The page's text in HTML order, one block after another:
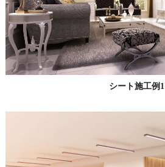
シート施工例1